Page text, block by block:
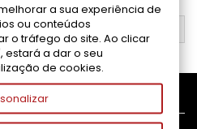
VOLTAR AO TOPO
a sua experiência de
ou conteúdos
o tráfego do site. Ao clicar
estará a dar o seu
de cookies.